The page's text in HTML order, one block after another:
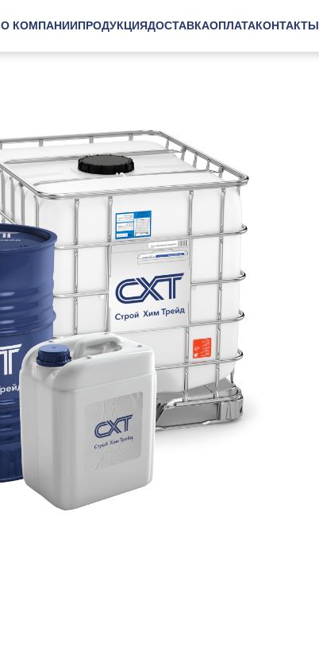
О КОМПАНИИПРОДУКЦИЯДОСТАВКАОПЛАТАКОНТАКТЫ